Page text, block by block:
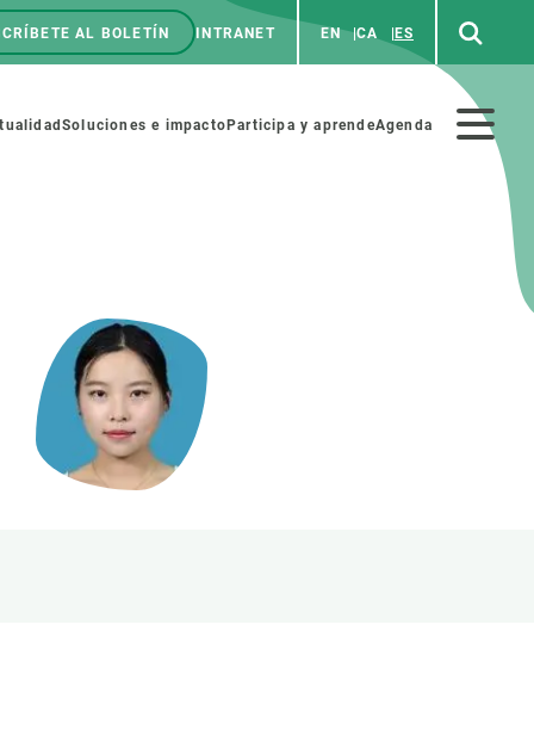
AL BOLETÍN INTRANET EN CA ES
Soluciones e impacto Participa y aprendeAgenda
Recursos Humanos
académicas
de carrera